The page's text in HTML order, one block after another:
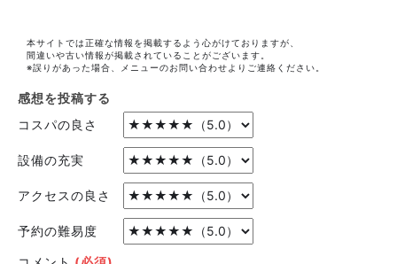
本サイトでは正確な情報を掲載するよう心がけておりますが、
間違いや古い情報が掲載されていることがございます。
※誤りがあった場合、メニューのお問い合わせよりご連絡ください。
感想を投稿する
コスパの良さ
設備の充実
アクセスの良さ
予約の難易度